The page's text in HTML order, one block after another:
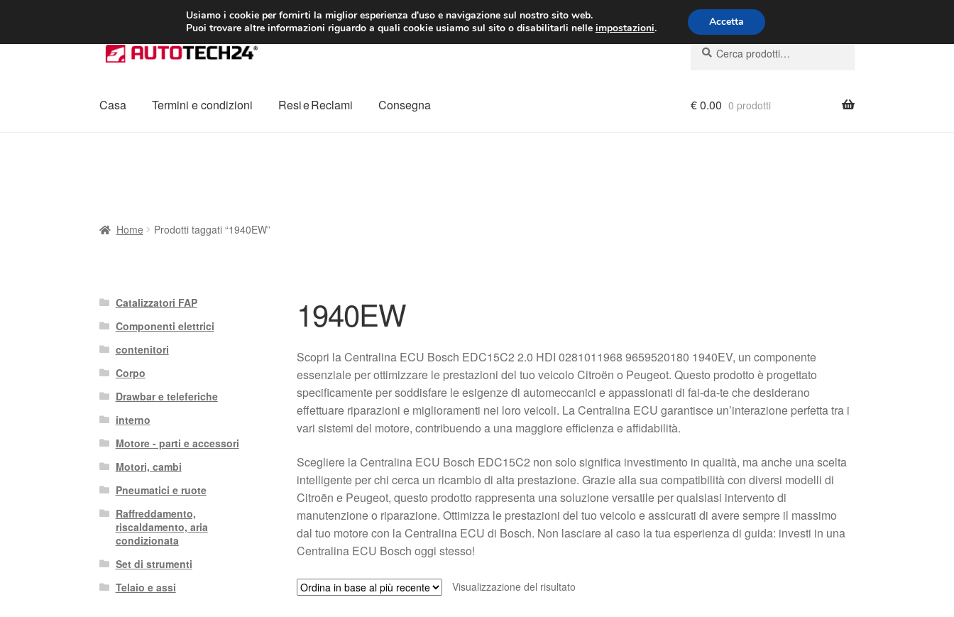
CONSEGNA da 7 EUR Lun-Ven 9:00 - 16:00 800 580 290
Vai
alla
Vai
al
Cerca:
Cerca
Casa Termini e condizioni Resi e Reclami Consegna €0.00 0 prodotti
Home Prodotti taggati “1940EW”
1940EW
Scopri la Centralina ECU Bosch EDC15C2 2.0 HDI 0281011968 9659520180 1940EV, un componente
essenziale per ottimizzare le prestazioni del tuo veicolo Citroën o Peugeot. Questo prodotto è progettato
specificamente per soddisfare le esigenze di automeccanici e appassionati di fai-da-te che desiderano
effettuare riparazioni e miglioramenti nei loro veicoli. La Centralina ECU garantisce un’interazione perfetta tra i
vari sistemi del motore, contribuendo a una maggiore efficienza e affidabilità.
Scegliere la Centralina ECU Bosch EDC15C2 non solo significa investimento in qualità, ma anche una scelta
intelligente per chi cerca un ricambio di alta prestazione. Grazie alla sua compatibilità con diversi modelli di
Citroën e Peugeot, questo prodotto rappresenta una soluzione versatile per qualsiasi intervento di
manutenzione o riparazione. Ottimizza le prestazioni del tuo veicolo e assicurati di avere sempre il massimo
dal tuo motore con la Centralina ECU di Bosch. Non lasciare al caso la tua esperienza di guida: investi in una
Centralina ECU Bosch oggi stesso!
Visualizzazione del risultato
Catalizzatori FAP
Componenti elettrici
contenitori
Corpo
Drawbar e teleferiche
interno
Motore - parti e accessori
Motori, cambi
Pneumatici e ruote
Raffreddamento,
riscaldamento, aria
condizionata
Set di strumenti
Telaio e assi
Usiamo i cookie per fornirti la miglior esperienza d'uso e navigazione sul nostro sito web.
Puoi trovare altre informazioni riguardo a quali cookie usiamo sul sito o disabilitarli nelle impostazioni. Accetta